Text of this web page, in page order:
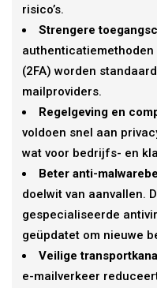
risico’s.
Strengere
(2FA) worden
mailproviders.
Regelgeving en
voldoen snel aan
wat voor bedrijfs- en
Beter anti-
doelwit van aanvallen.
gespecialiseerde
geüpdatet om nieuwe
Veilige
e-mailverkeer